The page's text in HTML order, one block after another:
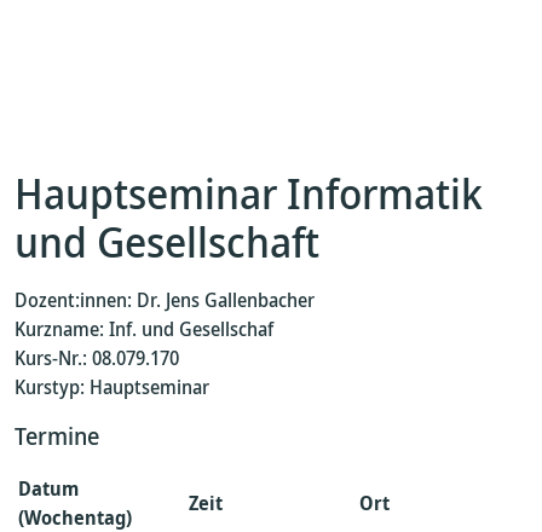
Hauptseminar Informatik
und Gesellschaft
Dozent:innen: Dr. Jens Gallenbacher
Kurzname: Inf. und Gesellschaf
Kurs-Nr.: 08.079.170
Kurstyp: Hauptseminar
Termine
Datum
(Wochentag)
Zeit Ort